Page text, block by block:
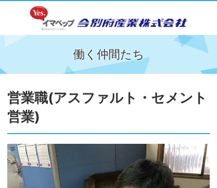
働く仲間たち
営業職(アスファルト・セメント
営業)